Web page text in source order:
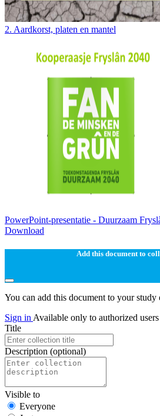
2. Aardkorst, platen en mantel
PowerPoint-presentatie - Duurzaam
Download
Add this document to
You can add this document to your study
Sign in Available only to authorized users
Title
Description (optional)
Visible to
Everyone